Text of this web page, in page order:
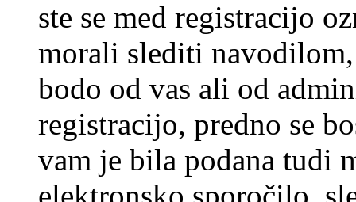
ste se med registracijo
morali slediti
bodo od vas ali od
registracijo, predno se
vam je bila podana tudi